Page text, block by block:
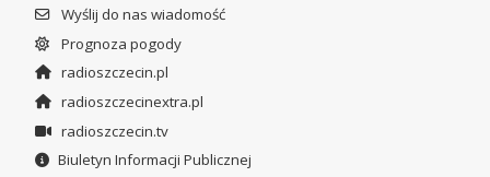
Wyślij do nas wiadomość
Prognoza pogody
radioszczecin.pl
radioszczecinextra.pl
radioszczecin.tv
Biuletyn Informacji Publicznej